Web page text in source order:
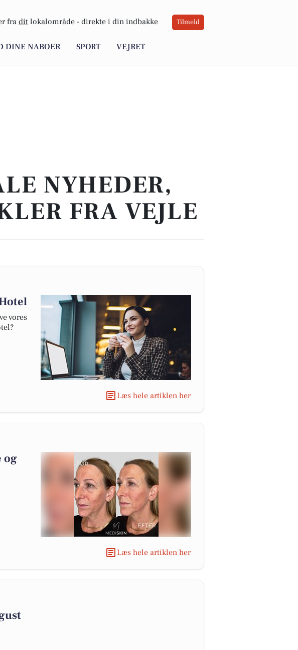
fra dit lokalområde - direkte i din indbakke Tilmeld
DINE NABOER SPORT VEJRET
NYHEDER,
FRA VEJLE
vores
Læs hele artiklen her
og
Læs hele artiklen her